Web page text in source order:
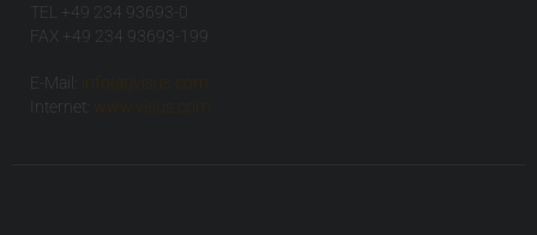
TEL +49 234 93693-0
FAX +49 234 93693-199
E-Mail:
info(at)visus.com
Internet:
www.visus.com